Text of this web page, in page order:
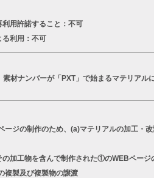
用許諾すること：不可
る利用：不可
材ナンバーが「PXT」で始まるマテリアル
ジの制作のため、(a)マテリアルの加工・改
加工物を含んで制作された①のWEBページ
製及び複製物の譲渡